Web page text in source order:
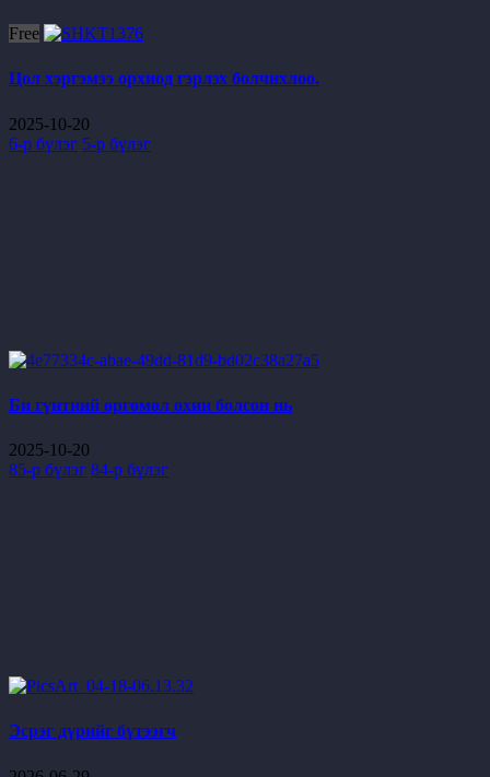
Free
Цол хэргэмээ орхиод гэрлэх болчихлоо.
2025-10-20
6-р бүлэг 5-р бүлэг
Би гүнтний өргөмөл охин болсон нь
2025-10-20
85-р бүлэг 84-р бүлэг
Эсрэг дүрийг бүтээгч